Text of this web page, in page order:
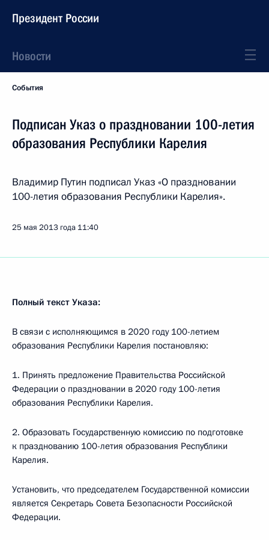
Президент России
Новости
События
Подписан Указ о праздновании 100-летия
образования Республики Карелия
Владимир Путин подписал Указ «О праздновании
100-летия образования Республики Карелия».
25 мая 2013 года 11:40
Полный текст Указа:
В связи с исполняющимся в 2020 году 100-летием
образования Республики Карелия постановляю:
1. Принять предложение Правительства Российской
Федерации о праздновании в 2020 году 100-летия
образования Республики Карелия.
2. Образовать Государственную комиссию по подготовке
к празднованию 100-летия образования Республики
Карелия.
Установить, что председателем Государственной комиссии
является Секретарь Совета Безопасности Российской
Федерации.